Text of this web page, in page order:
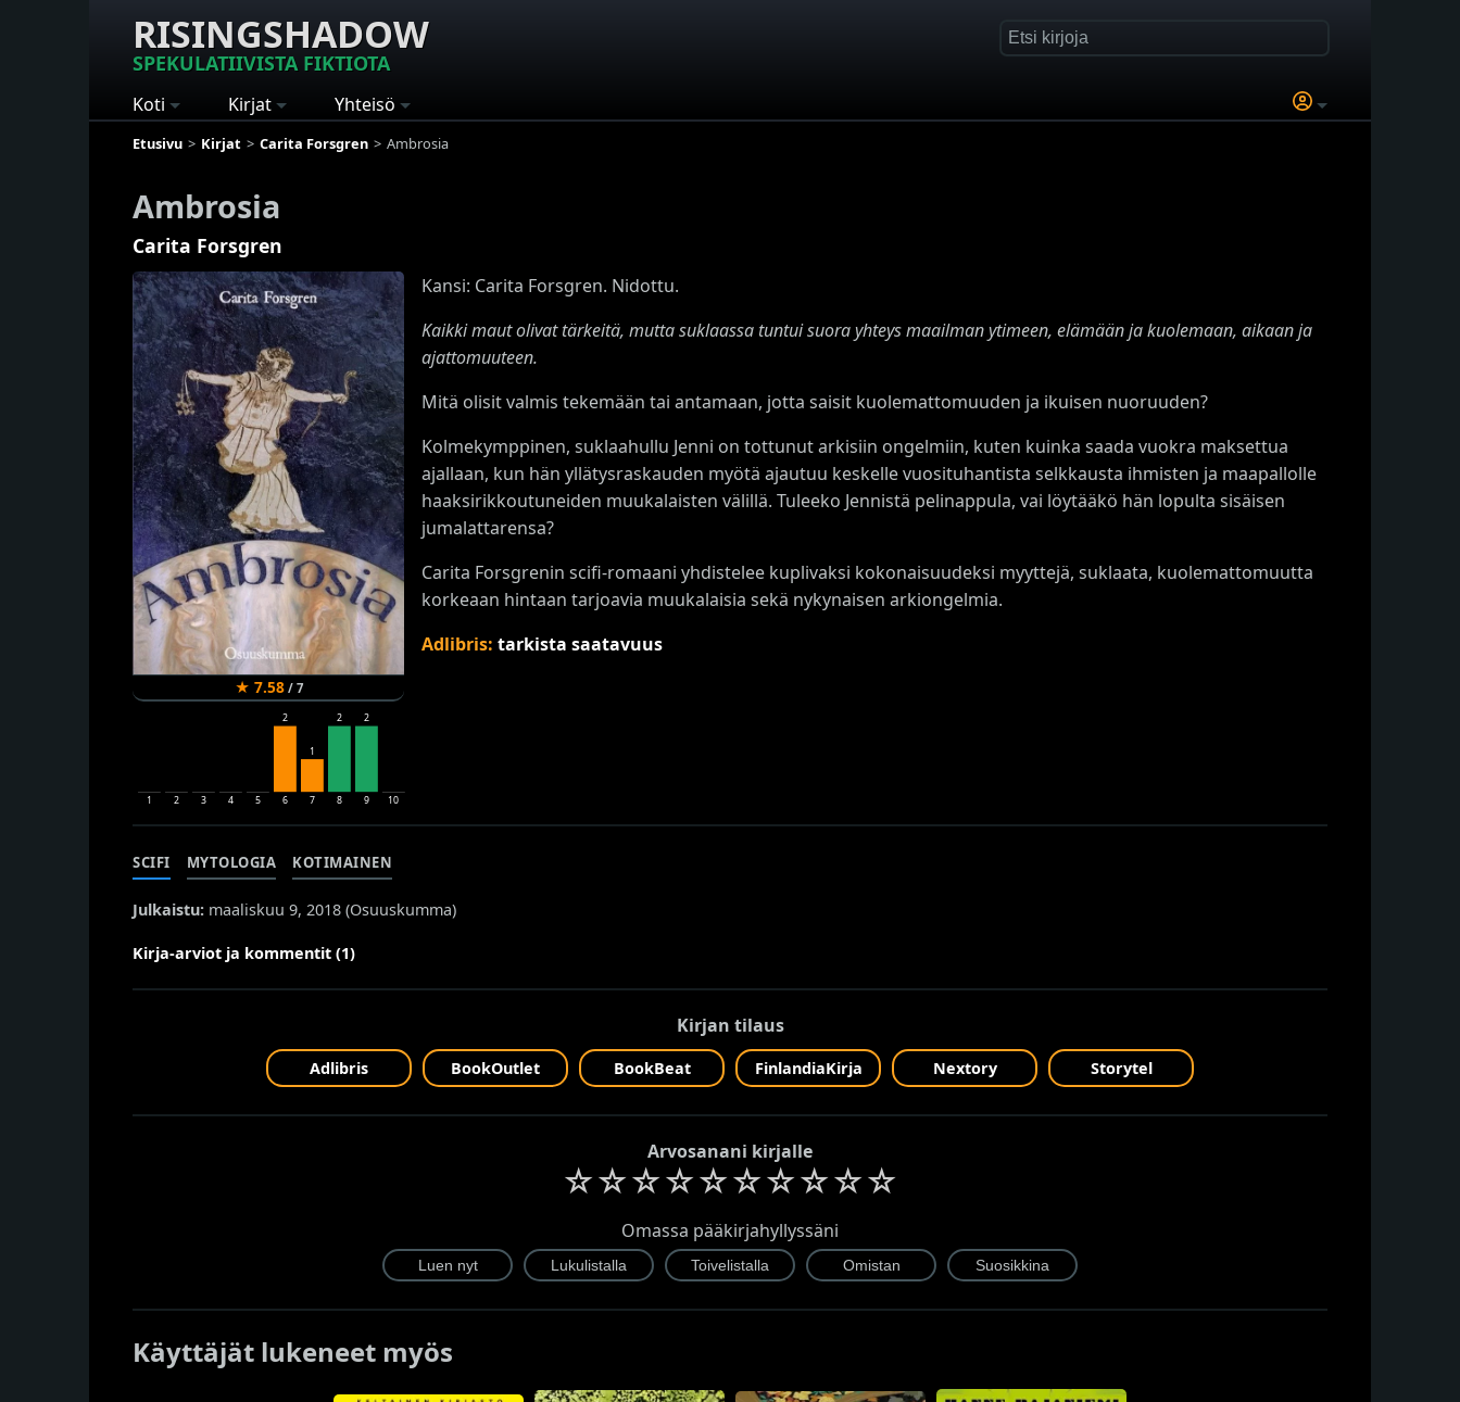
RISINGSHADOW
SPEKULATIIVISTA FIKTIOTA
Koti Kirjat Yhteisö
Etusivu Kirjat Carita Forsgren Ambrosia
Ambrosia
Carita Forsgren
★ 7.58/ 7
1 2 3 4 5
2
6
1
7
2
8
2
9 10
Kansi: Carita Forsgren. Nidottu.
Kaikki maut olivat tärkeitä, mutta suklaassa tuntui suora yhteys maailman ytimeen, elämään ja kuolemaan, aikaan ja
ajattomuuteen.
Mitä olisit valmis tekemään tai antamaan, jotta saisit kuolemattomuuden ja ikuisen nuoruuden?
Kolmekymppinen, suklaahullu Jenni on tottunut arkisiin ongelmiin, kuten kuinka saada vuokra maksettua
ajallaan, kun hän yllätysraskauden myötä ajautuu keskelle vuosituhantista selkkausta ihmisten ja maapallolle
haaksirikkoutuneiden muukalaisten välillä. Tuleeko Jennistä pelinappula, vai löytääkö hän lopulta sisäisen
jumalattarensa?
Carita Forsgrenin scifi-romaani yhdistelee kuplivaksi kokonaisuudeksi myyttejä, suklaata, kuolemattomuutta
korkeaan hintaan tarjoavia muukalaisia sekä nykynaisen arkiongelmia.
Adlibris: tarkista saatavuus
SCIFI MYTOLOGIA KOTIMAINEN
Julkaistu: maaliskuu 9, 2018 (Osuuskumma)
Kirja-arviot ja kommentit (1)
Kirjan tilaus
Adlibris BookOutlet BookBeat FinlandiaKirja Nextory Storytel
Arvosanani kirjalle
☆☆☆☆☆☆☆☆☆☆
Omassa pääkirjahyllyssäni
Käyttäjät lukeneet myös